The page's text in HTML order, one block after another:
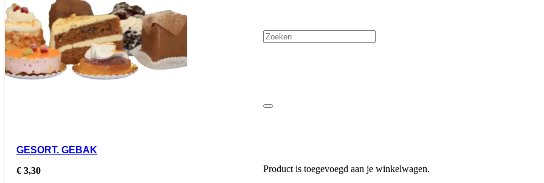
Product is toegevoegd aan je winkelwagen.
GESORT. GEBAK
€ 3,30